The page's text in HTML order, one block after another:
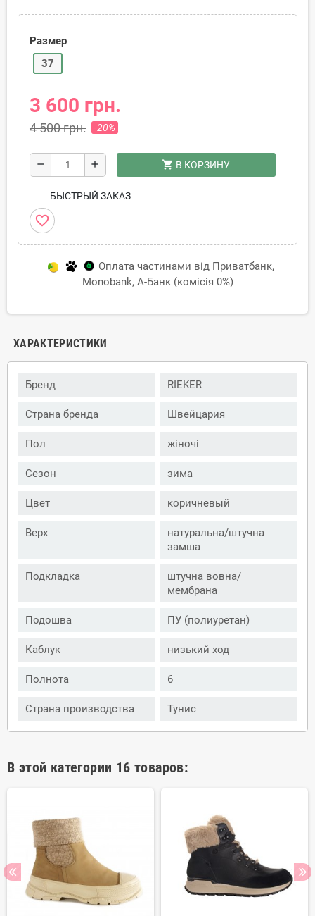
Размер
37
3 600 грн.
4 500 грн. -20%
remove add shopping_cart В КОРЗИНУ
БЫСТРЫЙ ЗАКАЗ
favorite_border
Оплата частинами від Приватбанк,
Monobank, А-Банк (комісія 0%)
ХАРАКТЕРИСТИКИ
Бренд RIEKER
Страна бренда Швейцария
Пол жіночі
Сезон зима
Цвет коричневый
Верх
натуральна/штучна
замша
Подкладка
штучна вовна/
мембрана
Подошва ПУ (полиуретан)
Каблук низький ход
Полнота 6
Страна производства Тунис
В этой категории 16 товаров: